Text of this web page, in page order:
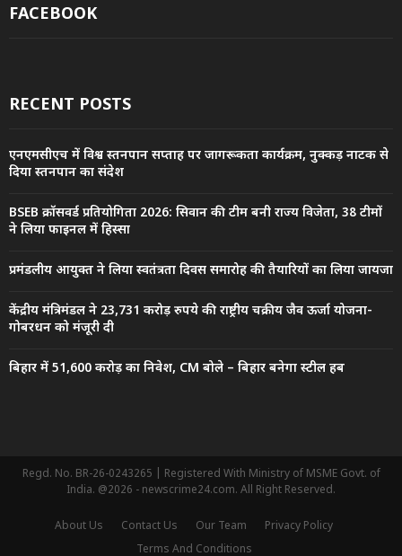
FACEBOOK
RECENT POSTS
एनएमसीएच में विश्व स्तनपान सप्ताह पर जागरूकता कार्यक्रम, नुक्कड़ नाटक से
दिया स्तनपान का संदेश
BSEB क्रॉसवर्ड प्रतियोगिता 2026: सिवान की टीम बनी राज्य विजेता, 38 टीमों
ने लिया फाइनल में हिस्सा
प्रमंडलीय आयुक्त ने लिया स्वतंत्रता दिवस समारोह की तैयारियों का लिया जायजा
केंद्रीय मंत्रिमंडल ने 23,731 करोड़ रुपये की राष्ट्रीय चक्रीय जैव ऊर्जा योजना-
गोबरधन को मंजूरी दी
बिहार में 51,600 करोड़ का निवेश, CM बोले – बिहार बनेगा स्टील हब
Regd. No. BR-26-0243265 | Registered With Ministry of MSME Govt. of
India. @2026 - newscrime24.com. All Right Reserved.
About Us Contact Us Our Team
Privacy Policy
Terms And Conditions